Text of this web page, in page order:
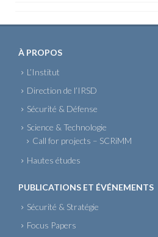
À PROPOS
L’Institut
Direction de l’IRSD
Sécurité & Défense
Science & Technologie
Call for projects – SCRiMM
Hautes études
PUBLICATIONS ET ÉVÉNEMENTS
Sécurité & Stratégie
Focus Papers